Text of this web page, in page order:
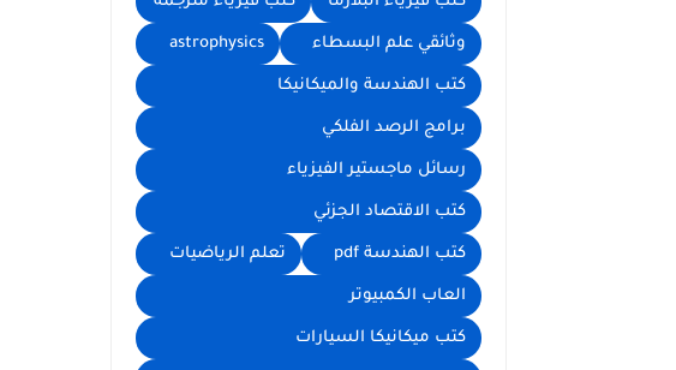
وثائقي علم البسطاء astrophysics
كتب الهندسة والميكانيكا
برامج الرصد الفلكي
رسائل ماجستير الفيزياء
كتب الاقتصاد الجزئي
كتب الهندسة pdf تعلم الرياضيات
العاب الكمبيوتر
كتب ميكانيكا السيارات